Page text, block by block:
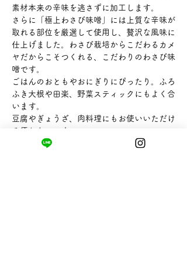
素材本来の辛味を逃さずに加工します。
さらに「極上わさび味噌」には上質な辛味が
取れる部位を厳選して使用し、贅沢な風味に
仕上げました。わさび栽培からこだわるカメ
ヤだからこそつくれる、こだわりのわさび味
噌です。
ごはんのおともやおにぎりにぴったり。ふろ
ふき大根や田楽、野菜スティックにもよく合
います。
豆腐やぎょうざ、肉料理にもお使いいただけ
る優れものです。